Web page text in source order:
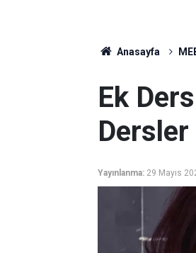
Anasayfa
Ek
Yayınlanma: 29 Mayıs